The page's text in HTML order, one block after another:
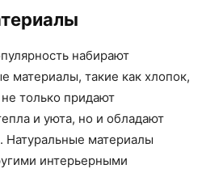
набирают
материалы, такие как хлопок,
только придают
и уюта, но и обладают
Натуральные материалы
интерьерными